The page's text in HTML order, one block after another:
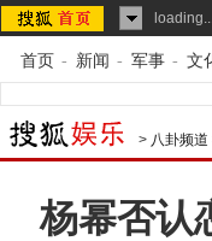
首页 - 新闻 - 军事 - 文
> 八卦频道
杨幂否认